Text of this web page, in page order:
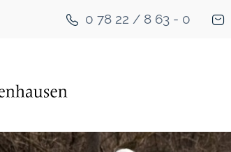
0 78 22 / 8 63 - 0